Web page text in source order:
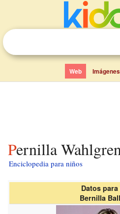
Web Imágenes
Pernilla
Enciclopedia para niños
Datos
Bernilla